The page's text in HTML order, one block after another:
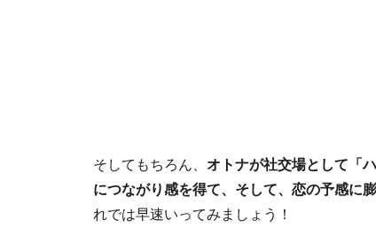
そしてもちろん、 オトナが社交場として「
につながり感を得て、そして、恋の予感に
れでは早速いってみましょう！